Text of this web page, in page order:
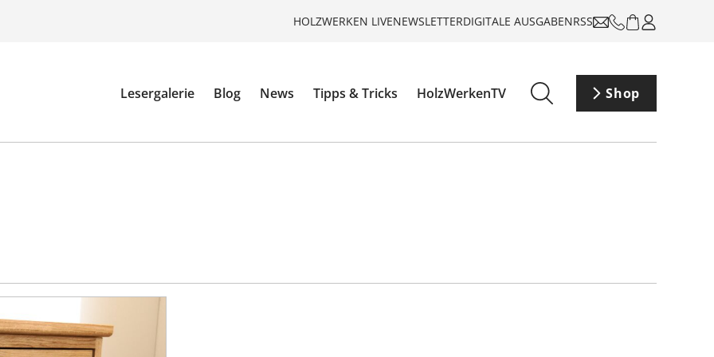
HOLZWERKEN LIVENEWSLETTERDIGITALE AUSGABENRSS
Lesergalerie Blog News Tipps & Tricks HolzWerkenTV Shop